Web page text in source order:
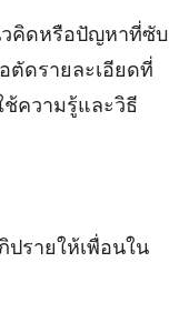
คิดหรือปัญหาที่ซับ
ตัดรายละเอียดที่
ช้ความรู้และวิธี
รายให้เพื่อนใน